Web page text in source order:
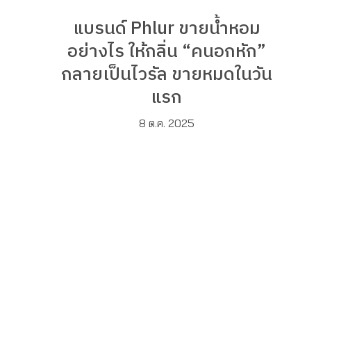
แบรนด์ Phlur ขายน้ำหอม
อย่างไร ให้กลิ่น “คนอกหัก”
กลายเป็นไวรัล ขายหมดในวัน
แรก
8 ต.ค. 2025